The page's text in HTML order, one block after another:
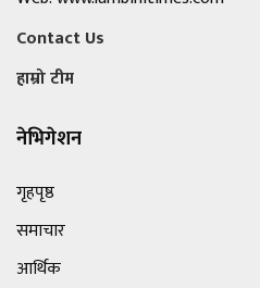
Contact Us
हाम्रो टीम
नेभिगेशन
गृहपृष्ठ
समाचार
आर्थिक